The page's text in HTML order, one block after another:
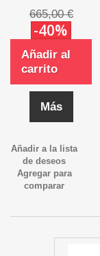
665,00 €
-40%
Añadir al
carrito
Más
Añadir a la lista
de deseos
Agregar para
comparar